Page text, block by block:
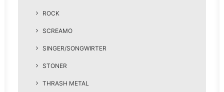
ROCK
SCREAMO
SINGER/SONGWIRTER
STONER
THRASH METAL